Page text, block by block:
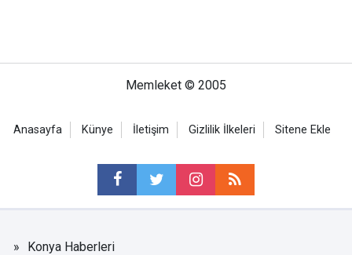
Memleket © 2005
Anasayfa Künye İletişim Gizlilik İlkeleri Sitene Ekle
Konya Haberleri